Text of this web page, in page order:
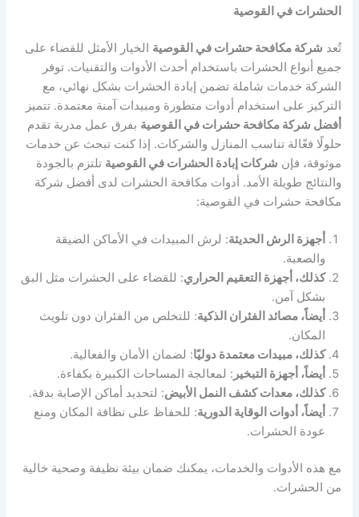
الحشرات في القوصية
تُعد شركة مكافحة حشرات في القوصية الخيار الأمثل للقضاء على
جميع أنواع الحشرات باستخدام أحدث الأدوات والتقنيات. توفر
الشركة خدمات شاملة تضمن إبادة الحشرات بشكل نهائي، مع
التركيز على استخدام أدوات متطورة ومبيدات آمنة معتمدة. تتميز
أفضل شركة مكافحة حشرات في القوصية بفرق عمل مدربة تقدم
حلولًا فعّالة تناسب المنازل والشركات. إذا كنت تبحث عن خدمات
موثوقة، فإن شركات إبادة الحشرات في القوصية تلتزم بالجودة
والنتائج طويلة الأمد. أدوات مكافحة الحشرات لدى أفضل شركة
مكافحة حشرات في القوصية:
أجهزة الرش الحديثة: لرش المبيدات في الأماكن الضيقة
والصعبة.
كذلك، أجهزة التعقيم الحراري: للقضاء على الحشرات مثل البق
بشكل آمن.
أيضاً، مصائد الفئران الذكية: للتخلص من الفئران دون تلويث
المكان.
كذلك، مبيدات معتمدة دوليًا: لضمان الأمان والفعالية.
أيضاً، أجهزة التبخير : لمعالجة المساحات الكبيرة بكفاءة.
كذلك، معدات كشف النمل الأبيض: لتحديد أماكن الإصابة بدقة.
أيضاً، أدوات الوقاية الدورية: للحفاظ على نظافة المكان ومنع
عودة الحشرات.
مع هذه الأدوات والخدمات، يمكنك ضمان بيئة نظيفة وصحية خالية
من الحشرات.